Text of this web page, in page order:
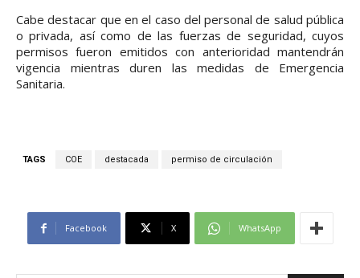
Cabe destacar que en el caso del personal de salud pública
o privada, así como de las fuerzas de seguridad, cuyos
permisos fueron emitidos con anterioridad mantendrán
vigencia mientras duren las medidas de Emergencia
Sanitaria.
TAGS COE destacada permiso de circulación
Facebook X WhatsApp